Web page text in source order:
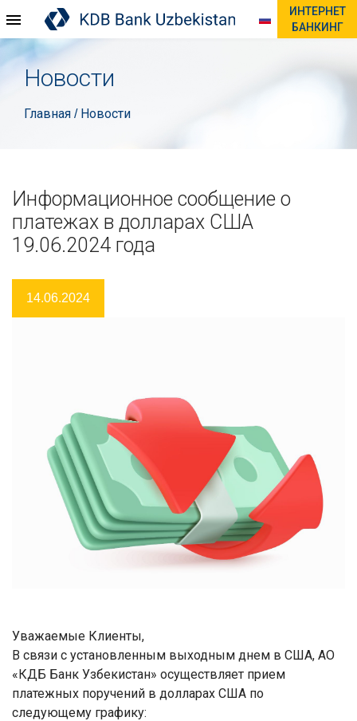
ИНТЕРНЕТ
БАНКИНГ
Новости
Главная / Новости
Информационное сообщение о
платежах в долларах США
19.06.2024 года
14.06.2024
Уважаемые Клиенты,
В связи с установленным выходным днем в США, АО
«КДБ Банк Узбекистан» осуществляет прием
платежных поручений в долларах США по
следующему графику: